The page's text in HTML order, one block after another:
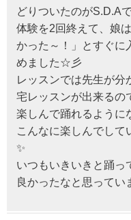
どりついたのがS.D.A
体験を2回終えて、娘
かった～！」とすぐに
めました☆彡
レッスンでは先生が分
宅レッスンが出来るの
楽しんで踊れるように
こんなに楽しんでして
✨
いつもいきいきと踊っ
良かったなと思ってい